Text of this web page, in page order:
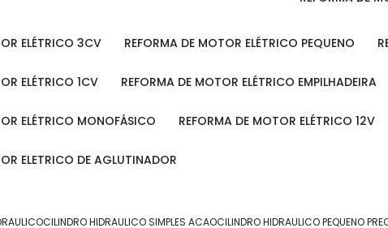
ELÉTRICO 3CV REFORMA DE MOTOR ELÉTRICO PEQUENO
ELÉTRICO 1CV REFORMA DE MOTOR ELÉTRICO EMPILHADEIRA
ELÉTRICO MONOFÁSICO REFORMA DE MOTOR ELÉTRICO 12V
ELETRICO DE AGLUTINADOR
CILINDRO HIDRAULICO SIMPLES ACAOCILINDRO HIDRAULICO PEQUENO